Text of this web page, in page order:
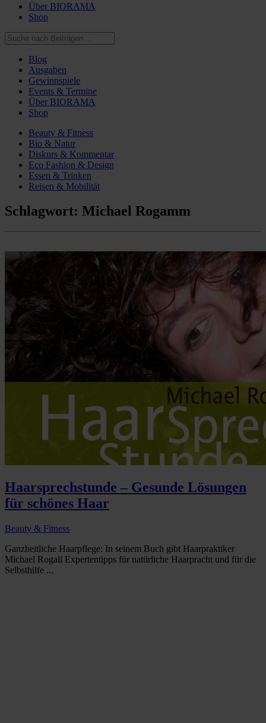
Über BIORAMA
Shop
Blog
Ausgaben
Gewinnspiele
Events & Termine
Über BIORAMA
Shop
Beauty & Fitness
Bio & Natur
Diskurs & Kommentar
Eco Fashion & Design
Essen & Trinken
Reisen & Mobilität
Schlagwort: Michael Rogamm
Haarsprechstunde – Gesunde Lösungen
für schönes Haar
Beauty & Fitness
Ganzheitliche Haarpflege: In seinem Buch gibt Haarpraktiker
Michael Rogall Expertentipps für natürliche Haarpracht und für die
Selbsthilfe ...